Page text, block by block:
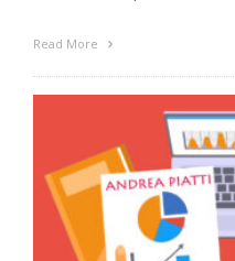
Read More